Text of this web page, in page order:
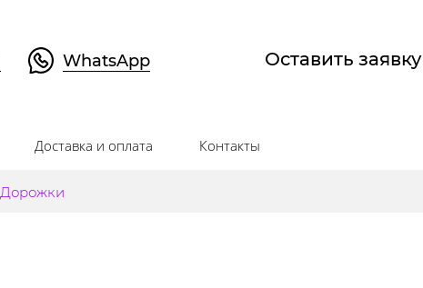
WhatsApp Оставить заявку
Доставка и оплата Контакты
Дорожки